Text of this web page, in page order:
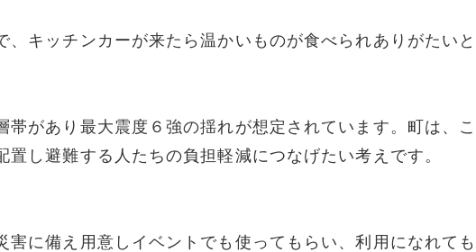
、キッチンカーが来たら温かいものが食べられありがたいと
帯があり最大震度６強の揺れが想定されています。町は、こ
し避難する人たちの負担軽減につなげたい考えです。
害に備え用意しイベントでも使ってもらい、利用になれても